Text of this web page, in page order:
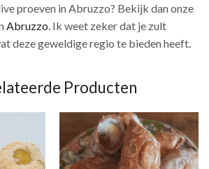
proeven in Abruzzo? Bekijk dan onze
Abruzzo. Ik weet zeker dat je zult
deze geweldige regio te bieden heeft.
Producten